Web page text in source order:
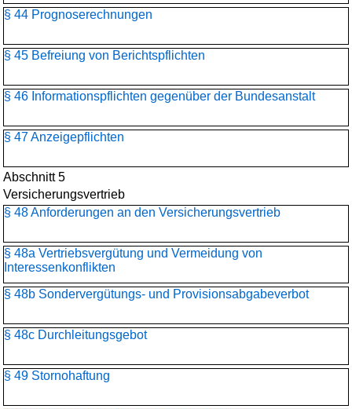
§ 44 Prognoserechnungen
§ 45 Befreiung von Berichtspflichten
§ 46 Informationspflichten gegenüber der Bundesanstalt
§ 47 Anzeigepflichten
Abschnitt 5
Versicherungsvertrieb
§ 48 Anforderungen an den Versicherungsvertrieb
§ 48a Vertriebsvergütung und Vermeidung von
Interessenkonflikten
§ 48b Sondervergütungs- und Provisionsabgabeverbot
§ 48c Durchleitungsgebot
§ 49 Stornohaftung